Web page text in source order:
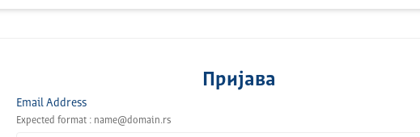
Пријава
Email Address
Expected format : name@domain.rs